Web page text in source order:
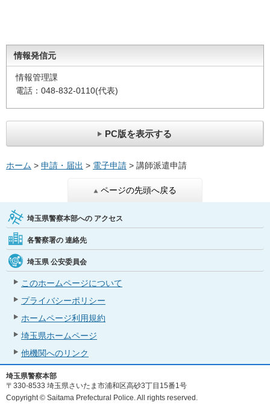
情報発信元
情報管理課
電話：048-832-0110(代表)
PC版を表示する
ホーム > 申請・届出 > 電子申請 > 講師派遣申請
ページの先頭へ戻る
埼玉県警察本部への アクセス
各警察署の 連絡先
埼玉県 公安委員会
このホームページについて
プライバシーポリシー
ホームページ利用規約
埼玉県ホームページ
他機関へのリンク
埼玉県警察本部
〒330-8533 埼玉県さいたま市浦和区高砂3丁目15番1号
Copyright © Saitama Prefectural Police. All rights reserved.